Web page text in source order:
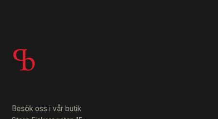
Besök oss i vår butik